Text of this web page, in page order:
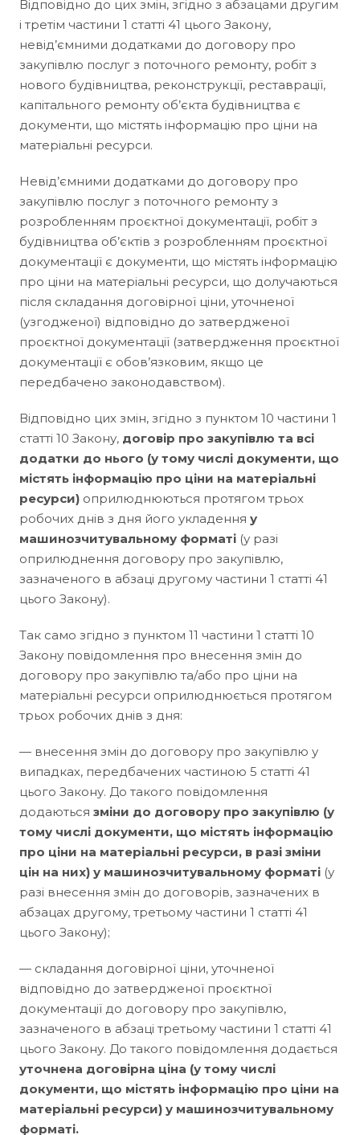
Відповідно до цих змін, згідно з абзацами другим
і третім частини 1 статті 41 цього Закону,
невід’ємними додатками до договору про
закупівлю послуг з поточного ремонту, робіт з
нового будівництва, реконструкції, реставрації,
капітального ремонту об’єкта будівництва є
документи, що містять інформацію про ціни на
матеріальні ресурси.
Невід’ємними додатками до договору про
закупівлю послуг з поточного ремонту з
розробленням проєктної документації, робіт з
будівництва об’єктів з розробленням проєктної
документації є документи, що містять інформацію
про ціни на матеріальні ресурси, що долучаються
після складання договірної ціни, уточненої
(узгодженої) відповідно до затвердженої
проєктної документації (затвердження проєктної
документації є обов’язковим, якщо це
передбачено законодавством).
Відповідно цих змін, згідно з пунктом 10 частини 1
статті 10 Закону, договір про закупівлю та всі
додатки до нього (у тому числі документи, що
містять інформацію про ціни на матеріальні
ресурси) оприлюднюються протягом трьох
робочих днів з дня його укладення у
машинозчитувальному форматі (у разі
оприлюднення договору про закупівлю,
зазначеного в абзаці другому частини 1 статті 41
цього Закону).
Так само згідно з пунктом 11 частини 1 статті 10
Закону повідомлення про внесення змін до
договору про закупівлю та/або про ціни на
матеріальні ресурси оприлюднюється протягом
трьох робочих днів з дня:
— внесення змін до договору про закупівлю у
випадках, передбачених частиною 5 статті 41
цього Закону. До такого повідомлення
додаються зміни до договору про закупівлю (у
тому числі документи, що містять інформацію
про ціни на матеріальні ресурси, в разі зміни
цін на них) у машинозчитувальному форматі (у
разі внесення змін до договорів, зазначених в
абзацах другому, третьому частини 1 статті 41
цього Закону);
— складання договірної ціни, уточненої
відповідно до затвердженої проєктної
документації до договору про закупівлю,
зазначеного в абзаці третьому частини 1 статті 41
цього Закону. До такого повідомлення додається
уточнена договірна ціна (у тому числі
документи, що містять інформацію про ціни на
матеріальні ресурси) у машинозчитувальному
форматі.